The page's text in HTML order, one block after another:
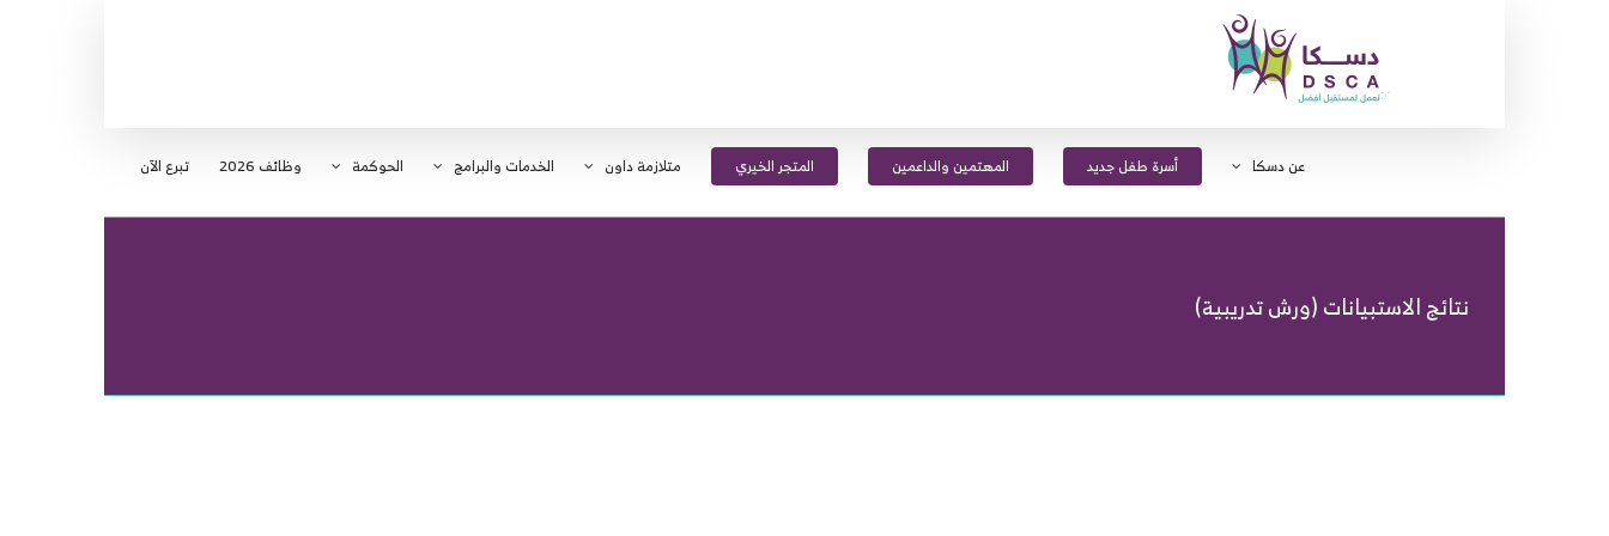
عن دسكا أسرة طفل جديد المهتمين والداعمين المتجر الخيري متلازمة داون الخدمات والبرامج الحوكمة وظائف 2026 تبرع الآن
نتائج الاستبيانات (ورش تدريبية)